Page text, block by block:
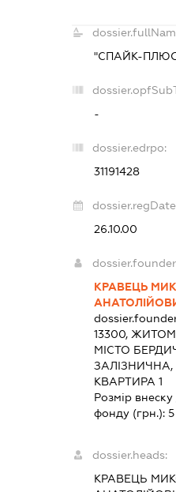
"СПАЙК-
-
dossier.edrpo:
31191428
26.10.00
КРАВЕЦЬ
13300,
МІСТО
КВАРТИРА 1
Розмір
фонду (грн.):
dossier.heads:
КРАВЕЦЬ